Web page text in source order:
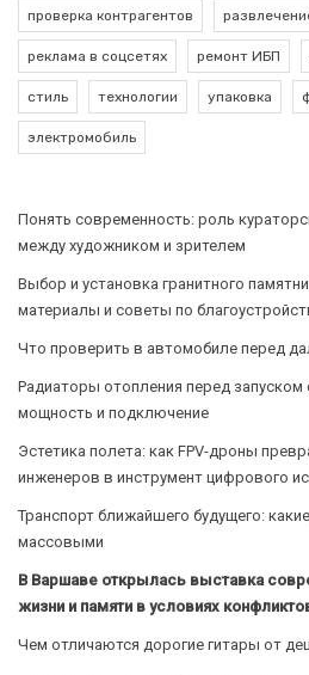
проверка контрагентов
реклама в соцсетях ремонт ИБП
стиль технологии упаковка
электромобиль
Понять современность: роль
между художником и зрителем
Выбор и установка гранитного
материалы и советы по
Что проверить в автомобиле перед
Радиаторы отопления перед запуском
мощность и подключение
Эстетика полета: как FPV-дроны
инженеров в инструмент цифрового
Транспорт ближайшего будущего:
массовыми
В Варшаве открылась выставка
жизни и памяти в условиях
Чем отличаются дорогие гитары от